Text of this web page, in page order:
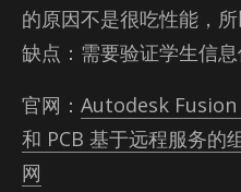
的原因不是很吃性能，所
缺点：需要验证学生信息
官网： Autodesk Fusion
和 PCB 基于远程服务的
网